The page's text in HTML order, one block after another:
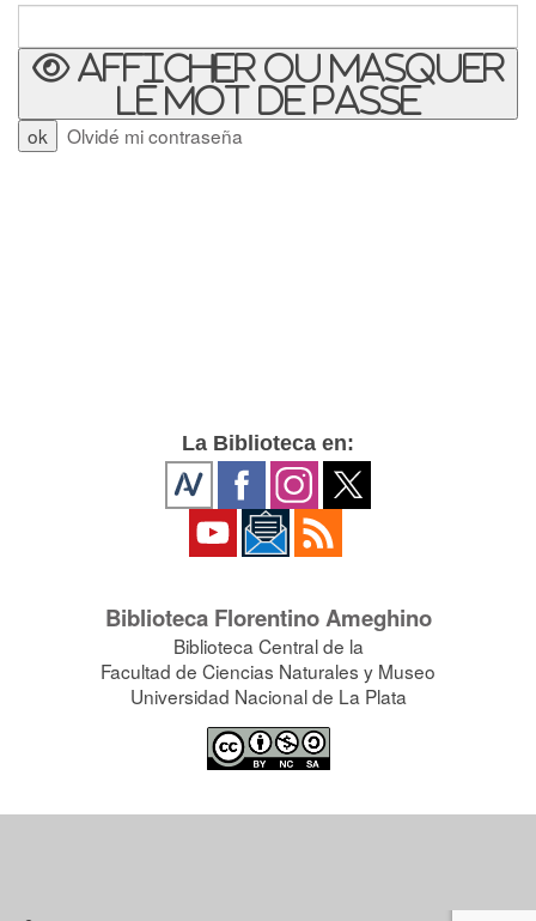
Afficher ou masquer
le mot de passe
Olvidé mi contraseña
La Biblioteca en:
Biblioteca Florentino Ameghino
Biblioteca Central de la
Facultad de Ciencias Naturales y Museo
Universidad Nacional de La Plata